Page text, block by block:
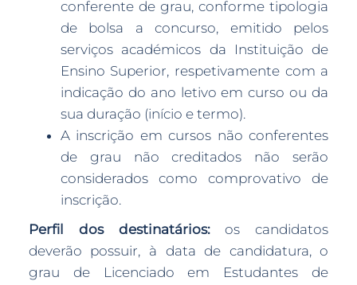
conferente de grau, conforme tipologia
de bolsa a concurso, emitido pelos
serviços académicos da Instituição de
Ensino Superior, respetivamente com a
indicação do ano letivo em curso ou da
sua duração (início e termo).
A inscrição em cursos não conferentes
de grau não creditados não serão
considerados como comprovativo de
inscrição.
Perfil dos destinatários:os candidatos
deverão possuir, à data de candidatura, o
grau de Licenciado em Estudantes de